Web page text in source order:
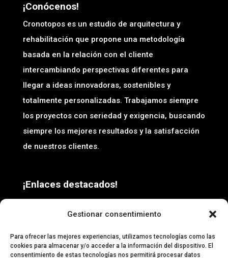
Gestionar consentimiento
Para ofrecer las mejores experiencias, utilizamos tecnologías como las
cookies para almacenar y/o acceder a la información del dispositivo. El
consentimiento de estas tecnologías nos permitirá procesar datos
¡Conócenos!
Cronotopos es un estudio de arquitectura y
rehabilitación que propone una metodología
basada en la relación con el cliente
intercambiando perspectivas diferentes para
llegar a ideas innovadoras, sostenibles y
totalmente personalizadas. Trabajamos siempre
los proyectos con seriedad y exigencia, buscando
siempre los mejores resultados y la satisfacción
de nuestros clientes.
¡Enlaces destacados!
Reformas integrales